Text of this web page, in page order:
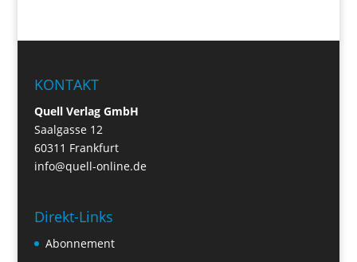
KONTAKT
Quell Verlag GmbH
Saalgasse 12
60311 Frankfurt
info@quell-online.de
Direkt-Links
Abonnement